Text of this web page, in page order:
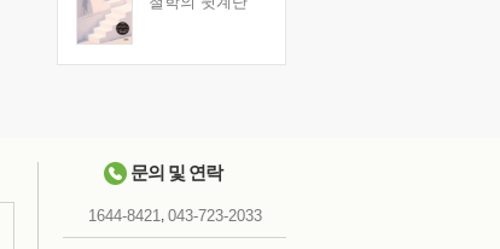
문의 및 연락
1644-8421, 043-723-2033